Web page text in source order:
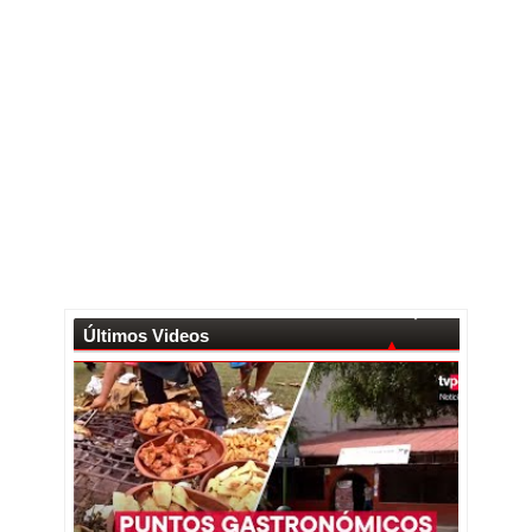
Últimos Videos